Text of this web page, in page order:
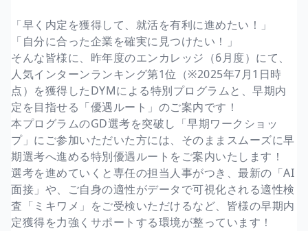
「早く内定を獲得して、就活を有利に進めたい！」
「自分に合った企業を確実に見つけたい！」
そんな皆様に、昨年度のエンカレッジ（6月度）にて、
人気インターンランキング第1位（※2025年7月1日時
点）を獲得したDYMによる特別プログラムと、早期内
定を目指せる「優遇ルート」のご案内です！
本プログラムのGD選考を突破し「早期ワークショッ
プ」にご参加いただいた方には、そのままスムーズに早
期選考へ進める特別優遇ルートをご案内いたします！
選考を進めていくと専任の担当人事がつき、最新の「AI
面接」や、ご自身の適性がデータで可視化される適性検
査「ミキワメ」をご受検いただけるなど、皆様の早期内
定獲得を力強くサポートする環境が整っています！